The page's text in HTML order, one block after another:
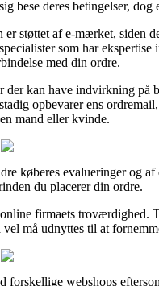
bese deres betingelser,
støttet af e-mærket, siden
som har
med din ordre.
kan have indvirkning på
opbevarer ens
mand eller kvinde.
køberes evalueringer og
du placerer din ordre.
firmaets troværdighed.
må udnyttes til at
webshops